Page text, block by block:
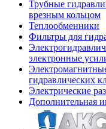
Трубные
врезным кольцом
Теплообменники
Фильтры для
электронные
гидравлических
Электрические
Дополнительная